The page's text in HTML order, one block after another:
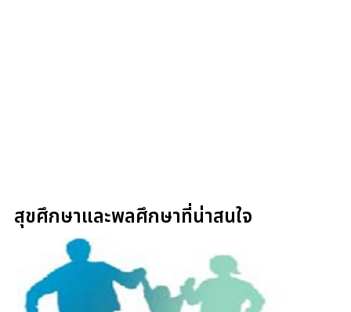
สุขศึกษาและพลศึกษาที่น่าสนใจ